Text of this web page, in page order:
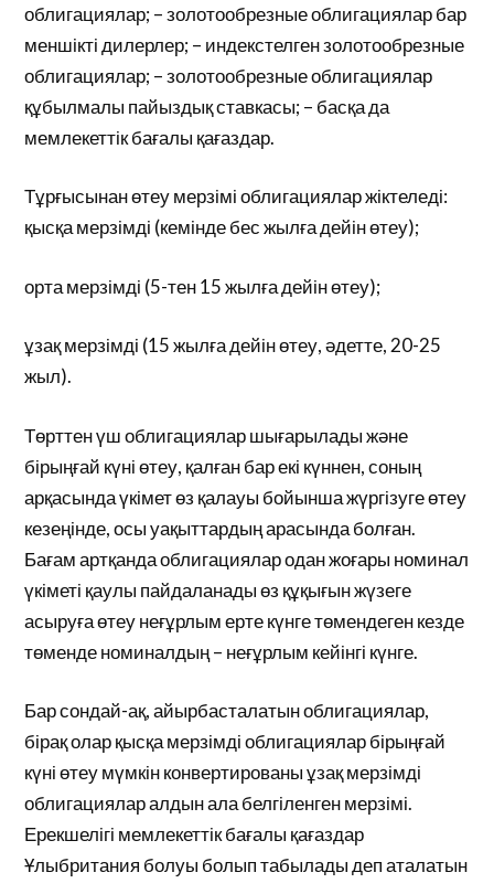
облигациялар; – золотообрезные облигациялар бар
меншікті дилерлер; – индекстелген золотообрезные
облигациялар; – золотообрезные облигациялар
құбылмалы пайыздық ставкасы; – басқа да
мемлекеттік бағалы қағаздар.
Тұрғысынан өтеу мерзімі облигациялар жіктеледі:
қысқа мерзімді (кемінде бес жылға дейін өтеу);
орта мерзімді (5-тен 15 жылға дейін өтеу);
ұзақ мерзімді (15 жылға дейін өтеу, әдетте, 20-25
жыл).
Төрттен үш облигациялар шығарылады және
бірыңғай күні өтеу, қалған бар екі күннен, соның
арқасында үкімет өз қалауы бойынша жүргізуге өтеу
кезеңінде, осы уақыттардың арасында болған.
Бағам артқанда облигациялар одан жоғары номинал
үкіметі қаулы пайдаланады өз құқығын жүзеге
асыруға өтеу неғұрлым ерте күнге төмендеген кезде
төменде номиналдың – неғұрлым кейінгі күнге.
Бар сондай-ақ, айырбасталатын облигациялар,
бірақ олар қысқа мерзімді облигациялар бірыңғай
күні өтеу мүмкін конвертированы ұзақ мерзімді
облигациялар алдын ала белгіленген мерзімі.
Ерекшелігі мемлекеттік бағалы қағаздар
Ұлыбритания болуы болып табылады деп аталатын